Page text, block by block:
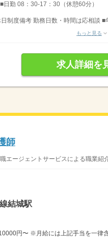
日勤 08：30-17：30（休憩60分）
制度備考 勤務日数・時間は応相談 ■
もっと見る
求人詳細を
師
エージェントサービスによる職業紹
結城駅
円〜 ※月給には上記手当を一律